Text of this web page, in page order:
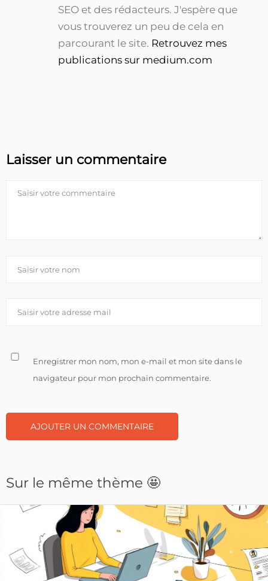
SEO et des rédacteurs. J'espère que
vous trouverez un peu de cela en
parcourant le site. Retrouvez mes
publications sur medium.com
Laisser un commentaire
Enregistrer mon nom, mon e-mail et mon site dans le
navigateur pour mon prochain commentaire.
Sur le même thème 🤩